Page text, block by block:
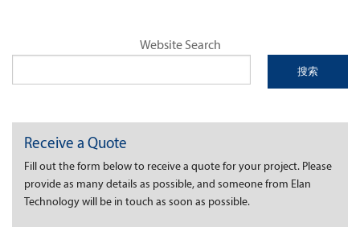
Website Search
Receive a Quote
Fill out the form below to receive a quote for your project. Please
provide as many details as possible, and someone from Elan
Technology will be in touch as soon as possible.